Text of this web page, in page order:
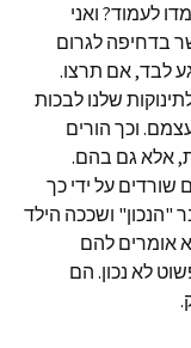
לעמוד? ואני
בדחיפה לגרום
לבד, אם תרצו.
שלנו לבכות
וכך הורים
אלא גם בהם.
על ידי כך
ושככה הילד
אומרים להם
לא נכון. הם